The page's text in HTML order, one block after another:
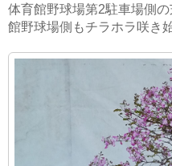
体育館野球場第2駐車場側
館野球場側もチラホラ咲き